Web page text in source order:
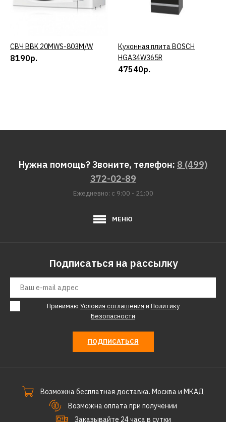
КУПИТЬ
СВЧ BBK 20MWS-803M/W
8190р.
КУПИТЬ
Кухонная плита BOSCH
HGA34W365R
47540р.
Нужна помощь? Звоните, телефон: 8 (499)
372-02-89
Ежедневно: с 9:00 - 21:00
МЕНЮ
Подписаться на рассылку
Принимаю Условия соглашения и Политику
Безопасности
ПОДПИСАТЬСЯ
Возможна бесплатная доставка. Москва и МКАД
Возможна оплата при получении
Заказывайте 24 часа в сутки